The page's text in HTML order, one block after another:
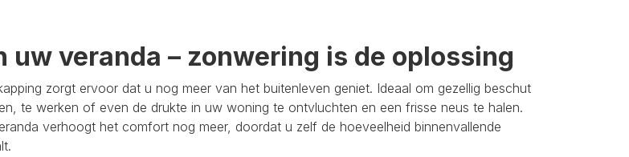
uw veranda – zonwering is de oplossing
zorgt ervoor dat u nog meer van het buitenleven geniet. Ideaal om gezellig beschut
te werken of even de drukte in uw woning te ontvluchten en een frisse neus te halen.
verhoogt het comfort nog meer, doordat u zelf de hoeveelheid binnenvallende